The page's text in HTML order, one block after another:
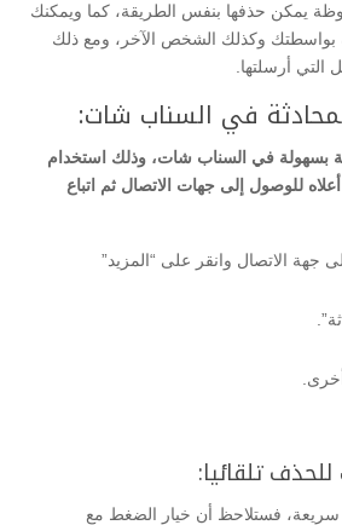
يمكن حذفها بنفس الطريقة، كما ويمكنك
وكذلك الشخص الآخر، ومع ذلك
أرسلتها.
بسهولة في السناب شات، وذلك استخدام
للوصول إلى جهات الاتصال ثم اتباع
جهة الاتصال وانقر على “المزيد”
تلقائيا:
فستلاحظ أن خيار الضغط مع